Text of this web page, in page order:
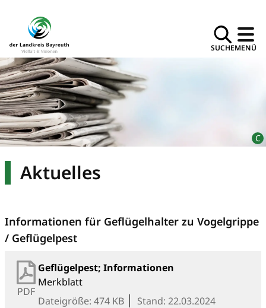
SUCHEMENÜ
Aktuelles
Informationen für Geflügelhalter zu Vogelgrippe
/ Geflügelpest
PDF
Geflügelpest; Informationen
Merkblatt
Dateigröße: 474 KB
Stand: 22.03.2024